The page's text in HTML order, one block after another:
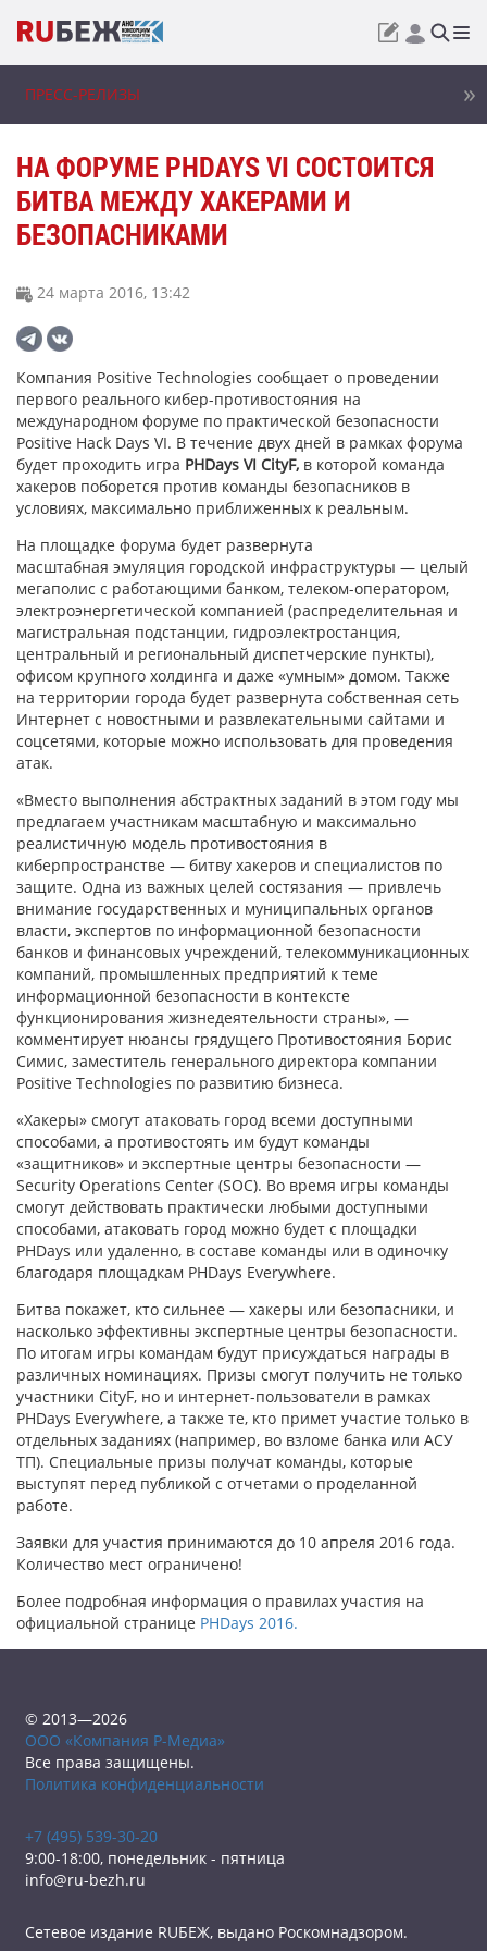
ПРЕСС-РЕЛИЗЫ
НА ФОРУМЕ PHDAYS VI СОСТОИТСЯ
БИТВА МЕЖДУ ХАКЕРАМИ И
БЕЗОПАСНИКАМИ
24 марта 2016, 13:42
Компания Positive Technologies сообщает о проведении
первого реального кибер-противостояния на
международном форуме по практической безопасности
Positive Hack Days VI. В течение двух дней в рамках форума
будет проходить игра PHDays VI СityF, в которой команда
хакеров поборется против команды безопасников в
условиях, максимально приближенных к реальным.
На площадке форума будет развернута
масштабная эмуляция городской инфраструктуры — целый
мегаполис с работающими банком, телеком-оператором,
электроэнергетической компанией (распределительная и
магистральная подстанции, гидроэлектростанция,
центральный и региональный диспетчерские пункты),
офисом крупного холдинга и даже «умным» домом. Также
на территории города будет развернута собственная сеть
Интернет с новостными и развлекательными сайтами и
соцсетями, которые можно использовать для проведения
атак.
«Вместо выполнения абстрактных заданий в этом году мы
предлагаем участникам масштабную и максимально
реалистичную модель противостояния в
киберпространстве — битву хакеров и специалистов по
защите. Одна из важных целей состязания — привлечь
внимание государственных и муниципальных органов
власти, экспертов по информационной безопасности
банков и финансовых учреждений, телекоммуникационных
компаний, промышленных предприятий к теме
информационной безопасности в контексте
функционирования жизнедеятельности страны», —
комментирует нюансы грядущего Противостояния Борис
Симис, заместитель генерального директора компании
Positive Technologies по развитию бизнеса.
«Хакеры» смогут атаковать город всеми доступными
способами, а противостоять им будут команды
«защитников» и экспертные центры безопасности —
Security Operations Center (SOC). Во время игры команды
смогут действовать практически любыми доступными
способами, атаковать город можно будет с площадки
PHDays или удаленно, в составе команды или в одиночку
благодаря площадкам PHDays Everywhere.
Битва покажет, кто сильнее — хакеры или безопасники, и
насколько эффективны экспертные центры безопасности.
По итогам игры командам будут присуждаться награды в
различных номинациях. Призы смогут получить не только
участники CityF, но и интернет-пользователи в рамках
PHDays Everywhere, а также те, кто примет участие только в
отдельных заданиях (например, во взломе банка или АСУ
ТП). Специальные призы получат команды, которые
выступят перед публикой с отчетами о проделанной
работе.
Заявки для участия принимаются до 10 апреля 2016 года.
Количество мест ограничено!
Более подробная информация о правилах участия на
официальной странице PHDays 2016.
© 2013—2026
ООО «Компания Р-Медиа»
Все права защищены.
Политика конфиденциальности
+7 (495) 539-30-20
9:00-18:00, понедельник - пятница
info@ru-bezh.ru
Сетевое издание RUБЕЖ, выдано Роскомнадзором.